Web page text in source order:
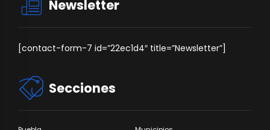
Newsletter
[contact-form-7 id=”22ec1d4″ title=”Newsletter”]
Secciones